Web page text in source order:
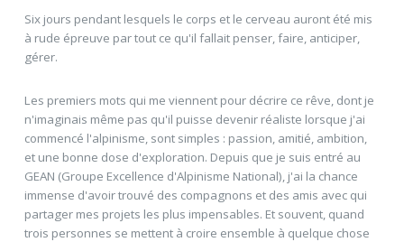
Six jours pendant lesquels le corps et le cerveau auront été mis
à rude épreuve par tout ce qu'il fallait penser, faire, anticiper,
gérer.
Les premiers mots qui me viennent pour décrire ce rêve, dont je
n'imaginais même pas qu'il puisse devenir réaliste lorsque j'ai
commencé l'alpinisme, sont simples : passion, amitié, ambition,
et une bonne dose d'exploration. Depuis que je suis entré au
GEAN (Groupe Excellence d'Alpinisme National), j'ai la chance
immense d'avoir trouvé des compagnons et des amis avec qui
partager mes projets les plus impensables. Et souvent, quand
trois personnes se mettent à croire ensemble à quelque chose